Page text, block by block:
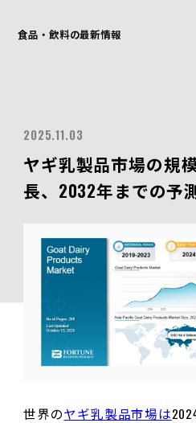
食品・飲料の最新情報
2025.11.03
ヤギ乳製品市場の規
長、2032年までの予
世界のヤギ乳製品市場は